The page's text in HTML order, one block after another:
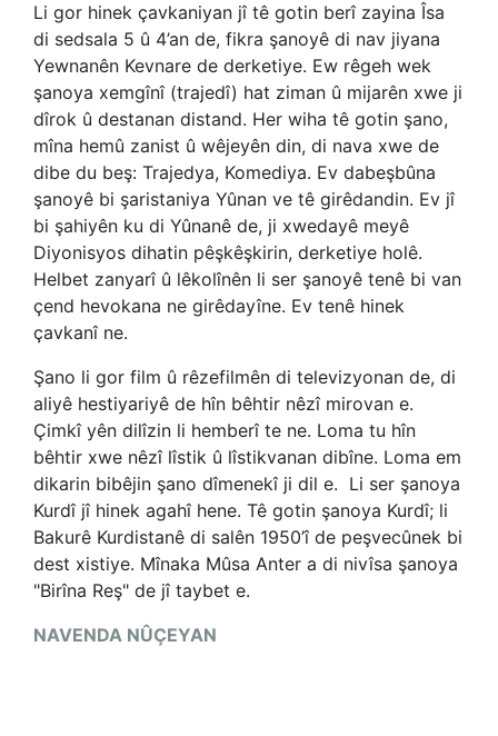
Li gor hinek çavkaniyan jî tê gotin berî zayina Îsa
di sedsala 5 û 4’an de, fikra şanoyê di nav jiyana
Yewnanên Kevnare de derketiye. Ew rêgeh wek
şanoya xemgînî (trajedî) hat ziman û mijarên xwe ji
dîrok û destanan distand. Her wiha tê gotin şano,
mîna hemû zanist û wêjeyên din, di nava xwe de
dibe du beş: Trajedya, Komediya. Ev dabeşbûna
şanoyê bi şaristaniya Yûnan ve tê girêdandin. Ev jî
bi şahiyên ku di Yûnanê de, ji xwedayê meyê
Diyonisyos dihatin pêşkêşkirin, derketiye holê.
Helbet zanyarî û lêkolînên li ser şanoyê tenê bi van
çend hevokana ne girêdayîne. Ev tenê hinek
çavkanî ne.
Şano li gor film û rêzefilmên di televizyonan de, di
aliyê hestiyariyê de hîn bêhtir nêzî mirovan e.
Çimkî yên dilîzin li hemberî te ne. Loma tu hîn
bêhtir xwe nêzî lîstik û lîstikvanan dibîne. Loma em
dikarin bibêjin şano dîmenekî ji dil e. Li ser şanoya
Kurdî jî hinek agahî hene. Tê gotin şanoya Kurdî; li
Bakurê Kurdistanê di salên 1950’î de peşvecûnek bi
dest xistiye. Mînaka Mûsa Anter a di nivîsa şanoya
"Birîna Reş" de jî taybet e.
NAVENDA NÛÇEYAN